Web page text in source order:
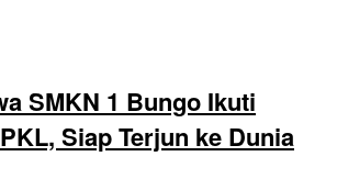
SMKN 1 Bungo Ikuti
Siap Terjun ke Dunia